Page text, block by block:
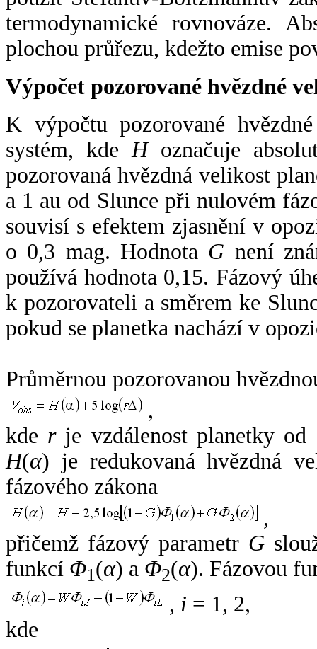
termodynamické rovnováze.
plochou průřezu, kdežto emise
Výpočet pozorované hvězdné
K výpočtu pozorované
systém, kde Hoznačuje
pozorovaná hvězdná velikost
a 1 au od Slunce při nulovém
souvisí s efektem zjasnění v
o 0,3 mag. Hodnota G není
používá hodnota 0,15. Fázový
k pozorovateli a směrem ke
pokud se planetka nachází v
Průměrnou pozorovanou
,
kde rje vzdálenost planetky od
H(α) je redukovaná hvězdná
fázového zákona
,
přičemž fázový parametr G
funkcí Φ1(α) a Φ2(α). Fázovou
, i = 1, 2,
kde